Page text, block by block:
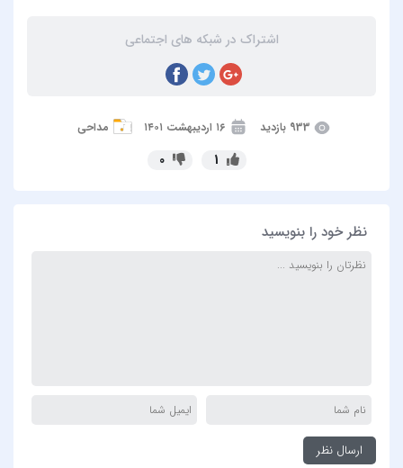
اشتراک در شبکه های اجتماعی
933 بازدید ۱۶ اردیبهشت ۱۴۰۱ مداحی
نظر خود را بنویسید